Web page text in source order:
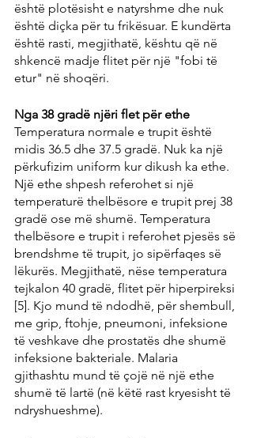
është plotësisht e natyrshme dhe nuk
është diçka për tu frikësuar. E kundërta
është rasti, megjithatë, kështu që në
shkencë madje flitet për një "fobi të
etur" në shoqëri.
Nga 38 gradë njëri flet për ethe
Temperatura normale e trupit është
midis 36.5 dhe 37.5 gradë. Nuk ka një
përkufizim uniform kur dikush ka ethe.
Një ethe shpesh referohet si një
temperaturë thelbësore e trupit prej 38
gradë ose më shumë. Temperatura
thelbësore e trupit i referohet pjesës së
brendshme të trupit, jo sipërfaqes së
lëkurës. Megjithatë, nëse temperatura
tejkalon 40 gradë, flitet për hiperpireksi
[5]. Kjo mund të ndodhë, për shembull,
me grip, ftohje, pneumoni, infeksione
të veshkave dhe prostatës dhe shumë
infeksione bakteriale. Malaria
gjithashtu mund të çojë në një ethe
shumë të lartë (në këtë rast kryesisht të
ndryshueshme).